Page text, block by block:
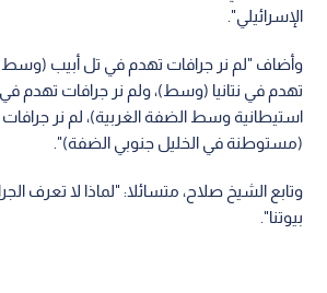
الإسرائيلي".
وأضاف "لم نر جرافات تهدم في تل أبيب
تهدم في نتانيا (وسط)، ولم نر جرافات تهدم
استيطانية وسط الضفة الغربية)، لم نر
(مستوطنة في الخليل جنوبي الضفة)".
وتابع الشيخ صلاح، متسائلا: "لماذا لا تعرف
بيوتنا".